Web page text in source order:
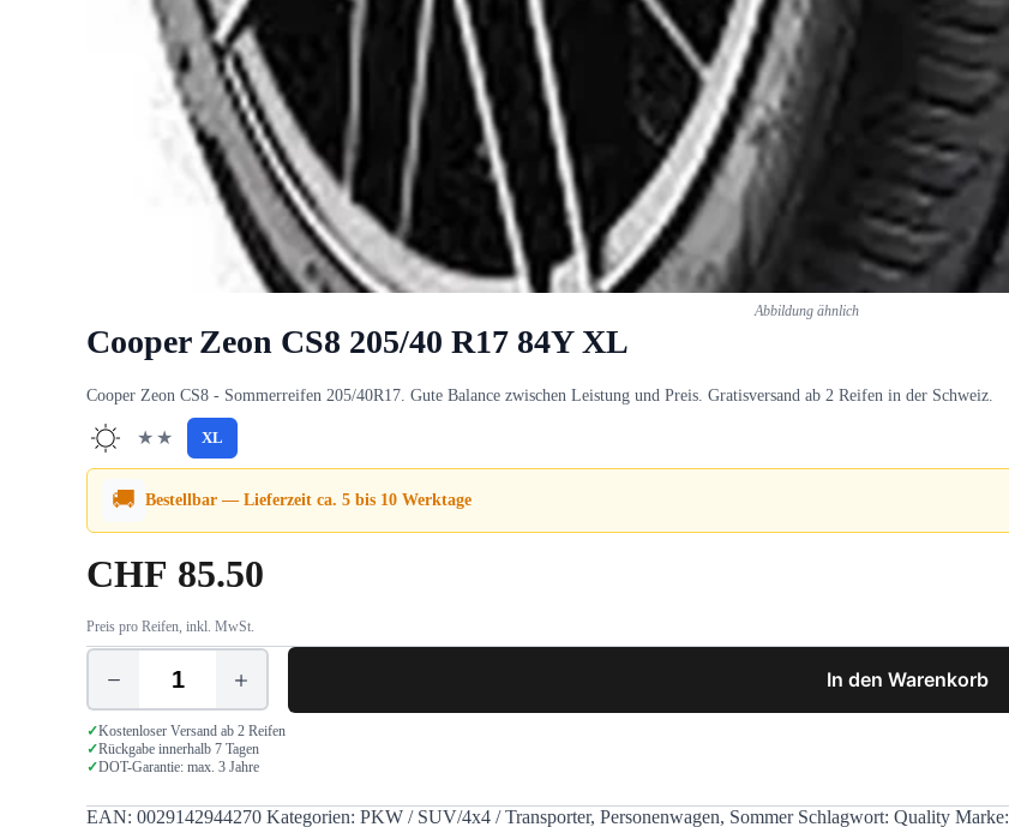
Abbildung ähnlich
Cooper Zeon CS8 205/40 R17 84Y XL
Cooper Zeon CS8 - Sommerreifen 205/40R17. Gute Balance zwischen Leistung und Preis. Gratisversand ab 2 Reifen in der Schweiz.
★★ XL
🚚 Bestellbar — Lieferzeit ca. 5 bis 10 Werktage
CHF 85.50
Preis pro Reifen, inkl. MwSt.
Cooper
Zeon
CS8
205/40
R17
XL
In den Warenkorb
✓Kostenloser Versand ab 2 Reifen
✓Rückgabe innerhalb 7 Tagen
✓DOT-Garantie: max. 3 Jahre
EAN: 0029142944270 Kategorien: PKW / SUV/4x4 / Transporter, Personenwagen, Sommer Schlagwort: Quality Marke: